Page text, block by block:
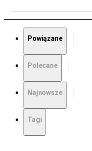
Powiązane
Polecane
Najnowsze
Tagi